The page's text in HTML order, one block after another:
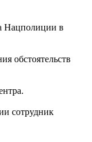
Нацполиции в
обстоятельств
сотрудник